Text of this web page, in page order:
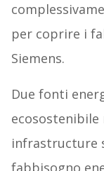
per coprire i
Siemens.
Due fonti
infrastructure
fabbisogno